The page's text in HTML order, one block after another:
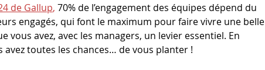
de Gallup, 70% de l’engagement des équipes dépend du
engagés, qui font le maximum pour faire vivre une belle
vous avez, avec les managers, un levier essentiel. En
avez toutes les chances… de vous planter !